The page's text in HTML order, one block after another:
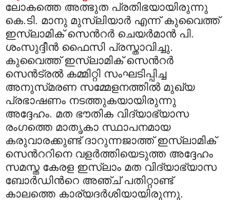
ലോകത്തെ അത്ഭുത പ്രതിഭയായിരുന്നു
കെ.ടി. മാനു മുസ്‍ലിയാര്‍ എന്ന് കുവൈത്ത്
ഇസ്‍ലാമിക് സെന്‍റര്‍ ചെയര്‍മാന്‍ പി.
ശംസുദ്ദീന്‍ ഫൈസി പ്രസ്താവിച്ചു.
കുവൈത്ത് ഇസ്‍ലാമിക് സെന്‍റര്‍
സെന്‍ട്രല്‍ കമ്മിറ്റി സംഘടിപ്പിച്ച
അനുസ്‍മരണ സമ്മേളനത്തില്‍ മുഖ്യ
പ്രഭാഷണം നടത്തുകയായിരുന്നു
അദ്ദേഹം. മത ഭൗതിക വിദ്യാഭ്യാസ
രംഗത്തെ മാതൃകാ സ്ഥാപനമായ
കരുവാരക്കുണ്ട് ദാറുന്നജാത്ത് ഇസ്‍ലാമിക്
സെന്‍ററിനെ വളര്‍ത്തിയെടുത്ത അദ്ദേഹം
സമസ്ത കേരള ഇസ്‍ലാം മത വിദ്യാഭ്യാസ
ബോര്‍ഡിന്‍റെ അഞ്ച് പതിറ്റാണ്ട്
കാലത്തെ കാര്യദര്‍ശിയായിരുന്നു.